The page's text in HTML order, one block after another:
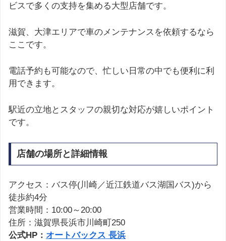
ビスで多くの支持を集める大型店舗です。
滋賀、大津エリアで車のメンテナンスを依頼するなら
ここです。
電話予約も可能なので、忙しい日常の中でも便利に利
用できます。
駅近の立地とスタッフの親切な対応が嬉しいポイント
です。
店舗の場所と詳細情報
アクセス：バス停(川崎／近江鉄道バス湖国バス)から
徒歩約4分
営業時間：10:00～20:00
住所：滋賀県長浜市川崎町250
公式HP： オートバックス 長浜